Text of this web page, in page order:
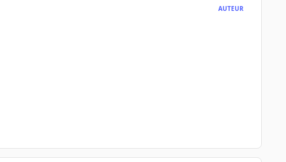
AUTEUR